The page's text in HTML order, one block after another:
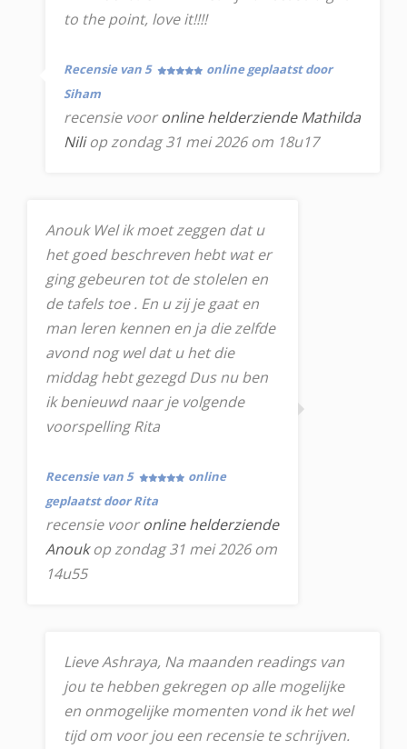
to the point, love it!!!!
Recensie van 5
online geplaatst door
Siham
recensie vooronline helderziende Mathilda
Niliop zondag 31 mei 2026 om 18u17
Anouk Wel ik moet zeggen dat u
het goed beschreven hebt wat er
ging gebeuren tot de stolelen en
de tafels toe . En u zij je gaat en
man leren kennen en ja die zelfde
avond nog wel dat u het die
middag hebt gezegd Dus nu ben
ik benieuwd naar je volgende
voorspelling Rita
Recensie van 5
online
geplaatst door Rita
recensie vooronline helderziende
Anoukop zondag 31 mei 2026 om
14u55
Lieve Ashraya, Na maanden readings van
jou te hebben gekregen op alle mogelijke
en onmogelijke momenten vond ik het wel
tijd om voor jou een recensie te schrijven.